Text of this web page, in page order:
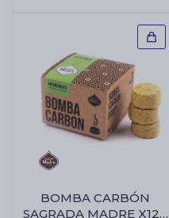
BOMBA CARBÓN
SAGRADA MADRE X12 -